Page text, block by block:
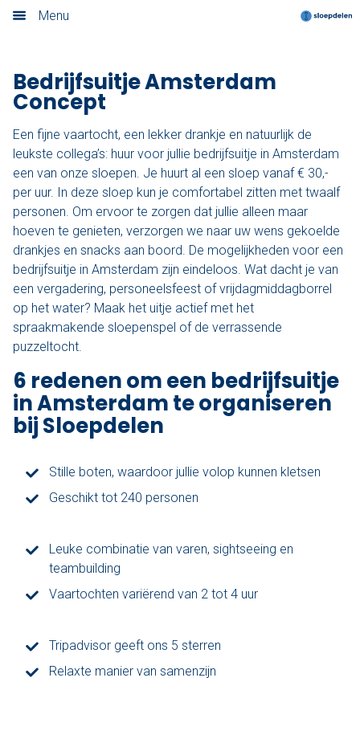
Menu
Nieuwsoverzicht
Boek nu
Locaties
Amsterdam
Utrecht
Rotterdam
Haarlem
Leiden
Den Haag
Loosdrecht
Vecht
Lidmaatschap
Bedrijfsuitjes op het water!
Concept
Bedrijfsuitje Amsterdam
Concept
Een fijne vaartocht, een lekker drankje en natuurlijk de
leukste collega’s: huur voor jullie bedrijfsuitje in Amsterdam
een van onze sloepen. Je huurt al een sloep vanaf € 30,-
per uur. In deze sloep kun je comfortabel zitten met twaalf
personen. Om ervoor te zorgen dat jullie alleen maar
hoeven te genieten, verzorgen we naar uw wens gekoelde
drankjes en snacks aan boord. De mogelijkheden voor een
bedrijfsuitje in Amsterdam zijn eindeloos. Wat dacht je van
een vergadering, personeelsfeest of vrijdagmiddagborrel
op het water? Maak het uitje actief met het
spraakmakende sloepenspel of de verrassende
puzzeltocht.
6 redenen om een bedrijfsuitje
in Amsterdam te organiseren
bij Sloepdelen
Stille boten, waardoor jullie volop kunnen kletsen
Geschikt tot 240 personen
Leuke combinatie van varen, sightseeing en
teambuilding
Vaartochten variërend van 2 tot 4 uur
Tripadvisor geeft ons 5 sterren
Relaxte manier van samenzijn